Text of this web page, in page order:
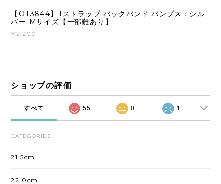
【OT3844】Tストラップ バックバンド パンプス：シル
バー Mサイズ【一部難あり】
¥2,200
ショップの評価
すべて 55 0 1
CATEGORIES
21.5cm
22.0cm